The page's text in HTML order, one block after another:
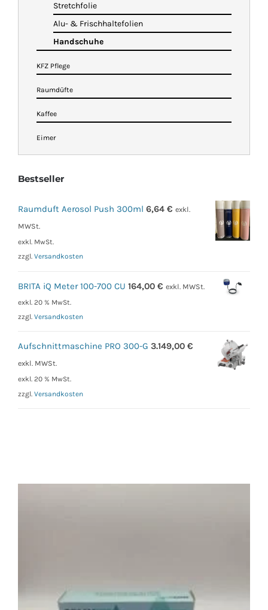
Stretchfolie
Alu- & Frischhaltefolien
Handschuhe
KFZ Pflege
Raumdüfte
Kaffee
Eimer
Bestseller
Raumduft Aerosol Push 300ml 6,64 € exkl.
MWSt.
exkl. MwSt.
zzgl. Versandkosten
BRITA iQ Meter 100-700 CU 164,00 € exkl. MWSt.
exkl. 20 % MwSt.
zzgl. Versandkosten
Aufschnittmaschine PRO 300-G 3.149,00 €
exkl. MWSt.
exkl. 20 % MwSt.
zzgl. Versandkosten